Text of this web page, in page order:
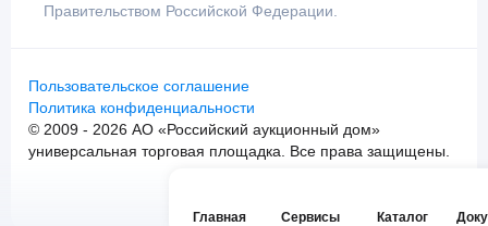
Главная Сервисы Каталог
Правительством Российской Федерации.
Пользовательское соглашение
Политика конфиденциальности
© 2009 - 2026 АО «Российский аукционный дом»
универсальная торговая площадка. Все права защищены.